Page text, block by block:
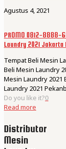
Agustus 4, 2021
PROMO 0812-8888-
Laundry 2021
Tempat Beli Mesin
Beli Mesin Laundry
Mesin Laundry 2021
Laundry 2021
Do you like it?0
Read more
Distributor
Mesin